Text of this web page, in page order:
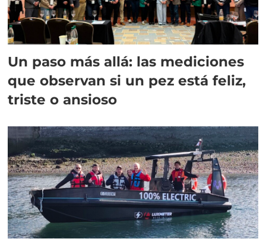
Un paso más allá: las mediciones
que observan si un pez está feliz,
triste o ansioso